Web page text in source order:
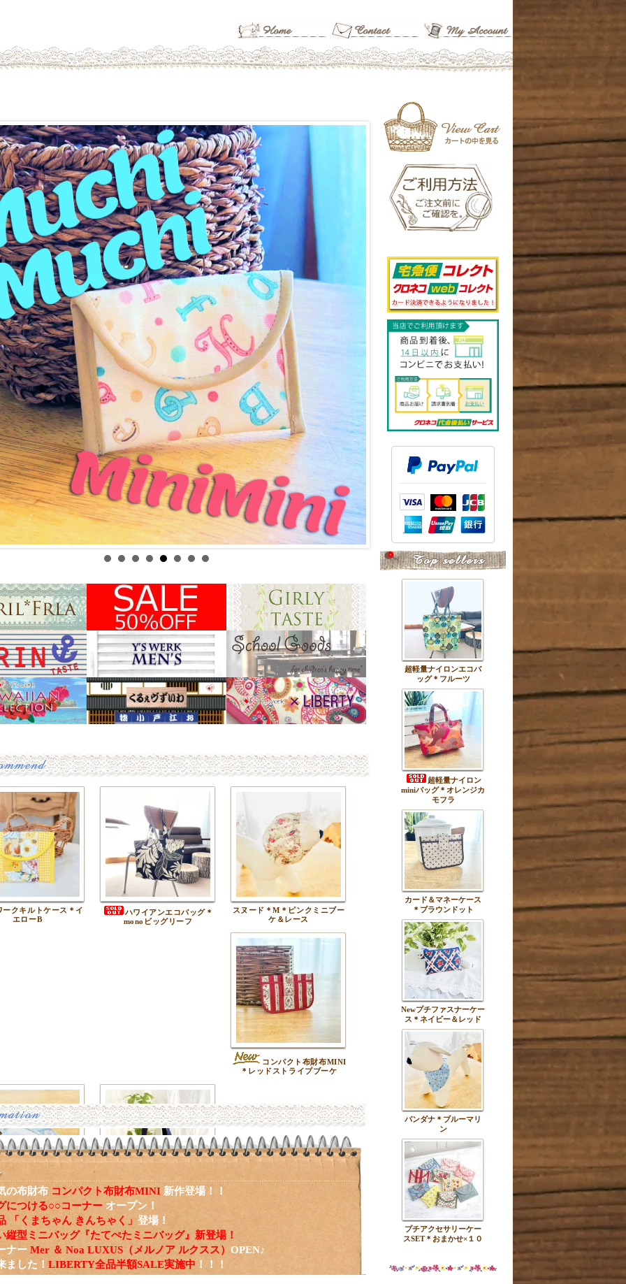
ークキルトケース＊イ
エローB
ハワイアンエコバッグ＊
monoビッグリーフ
スヌード＊M＊ピンクミニブー
ケ＆レース
コンパクト布財布MINI
＊レッドストライプブーケ
バッグチャームファス
チ＊ブルースクエアフ
ラワー
ハートアップリケのミ
ニトート＊ネイビー
の布財布 コンパクト布財布MINI 新作登場！！
につける○○コーナー オープン！
「くまちゃん きんちゃく」 登場！
縦型ミニバッグ『たてぺたミニバッグ』新登場！
ナー Mer ＆ Noa LUXUS（メルノア ルクスス） OPEN♪
した！ LIBERTY全品半額SALE実施中 ！！！
超軽量ナイロンエコバ
ッグ＊フルーツ
超軽量ナイロン
miniバッグ＊オレンジカ
モフラ
カード＆マネーケース
＊ブラウンドット
Newプチファスナーケー
ス＊ネイビー＆レッド
バンダナ＊ブルーマリ
ン
プチアクセサリーケー
スSET＊おまかせ×１０